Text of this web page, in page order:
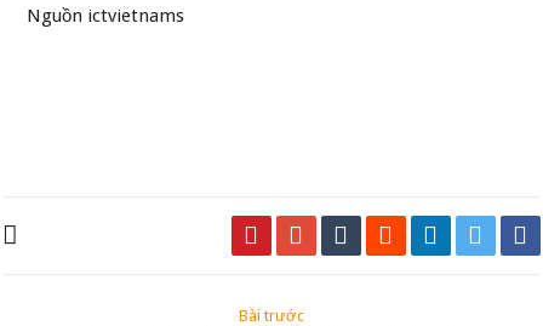
Nguồn ictvietnams
Bài trước